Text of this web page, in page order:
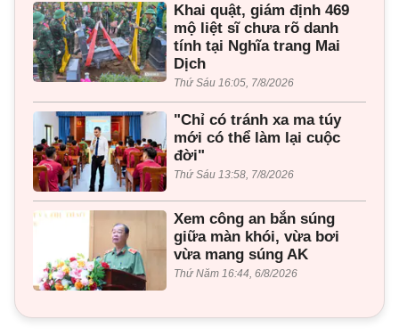
Khai quật, giám định 469
mộ liệt sĩ chưa rõ danh
tính tại Nghĩa trang Mai
Dịch
Thứ Sáu 16:05, 7/8/2026
"Chỉ có tránh xa ma túy
mới có thể làm lại cuộc
đời"
Thứ Sáu 13:58, 7/8/2026
Xem công an bắn súng
giữa màn khói, vừa bơi
vừa mang súng AK
Thứ Năm 16:44, 6/8/2026